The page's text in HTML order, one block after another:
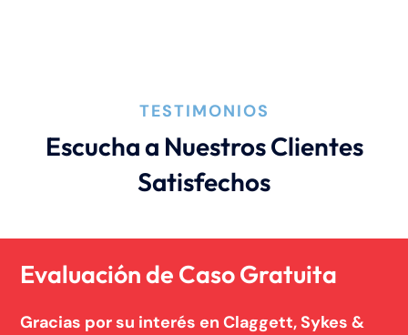
TESTIMONIOS
Escucha a Nuestros Clientes
Satisfechos
Evaluación de Caso Gratuita
Gracias por su interés en Claggett, Sykes &